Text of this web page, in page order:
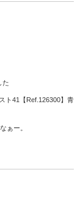
た
ト41【Ref.126300】青
ぁー。